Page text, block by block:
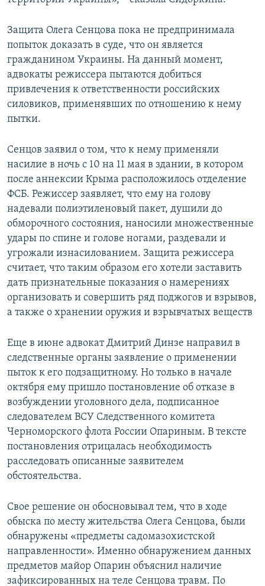
Защита Олега Сенцова пока не предпринимала
попыток доказать в суде, что он является
гражданином Украины. На данный момент,
адвокаты режиссера пытаются добиться
привлечения к ответственности российских
силовиков, применявших по отношению к нему
пытки.
Сенцов заявил о том, что к нему применяли
насилие в ночь с 10 на 11 мая в здании, в котором
после аннексии Крыма расположилось отделение
ФСБ. Режиссер заявляет, что ему на голову
надевали полиэтиленовый пакет, душили до
обморочного состояния, наносили множественные
удары по спине и голове ногами, раздевали и
угрожали изнасилованием. Защита режиссера
считает, что таким образом его хотели заставить
дать признательные показания о намерениях
организовать и совершить ряд поджогов и взрывов,
а также о хранении оружия и взрывчатых веществ
Еще в июне адвокат Дмитрий Динзе направил в
следственные органы заявление о применении
пыток к его подзащитному. Но только в начале
октября ему пришло постановление об отказе в
возбуждении уголовного дела, подписанное
следователем ВСУ Следственного комитета
Черноморского флота России Опариным. В тексте
постановления отрицалась необходимость
расследовать описанные заявителем
обстоятельства.
Свое решение он обосновывал тем, что в ходе
обыска по месту жительства Олега Сенцова, были
обнаружены «предметы садомазохистской
направленности». Именно обнаружением данных
предметов майор Опарин объяснил наличие
зафиксированных на теле Сенцова травм. По